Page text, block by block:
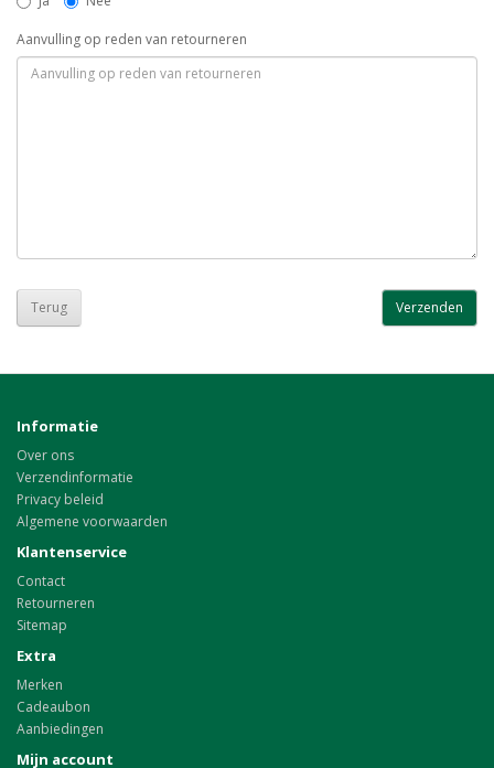
Aanvulling op reden van retourneren
Terug
Informatie
Over ons
Verzendinformatie
Privacy beleid
Algemene voorwaarden
Klantenservice
Contact
Retourneren
Sitemap
Extra
Merken
Cadeaubon
Aanbiedingen
Mijn account